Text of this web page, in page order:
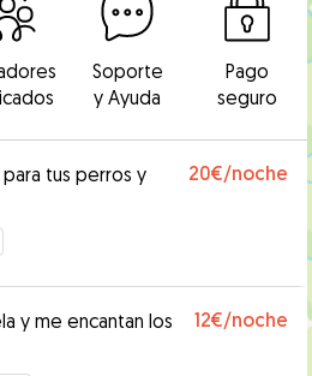
Soporte
y Ayuda
Pago
seguro
tus perros y
20€/noche
y me encantan los
12€/noche